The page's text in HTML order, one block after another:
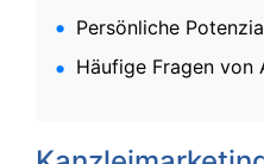
Persönliche
Häufige Fragen von